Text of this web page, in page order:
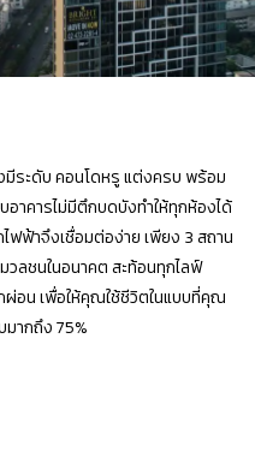
มีระดับ คอนโดหรู แต่งครบ พร้อม
าคารไม่มีตึกบดบังทำให้ทุกห้องได้
ฟฟ้าจึงเชื่อมต่อง่าย เพียง 3 สถาน
ลชนในอนาคต สะท้อนทุกไลฟ์
ผ่อน เพื่อให้คุณใช้ชีวิตในแบบที่คุณ
ากถึง 75%